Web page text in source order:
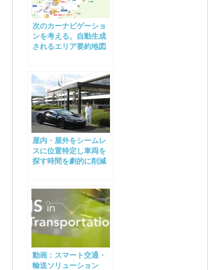
次のカーナビゲーショ
ンを考える。自動生成
されるエリア要約地図
屋内・屋外をシームレ
スに位置特定し車両を
探す時間を劇的に削減
動画：スマート交通・
輸送ソリューション